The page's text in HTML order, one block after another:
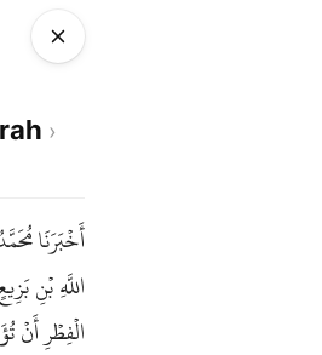
أَخْبَرَنَا
اللَّهِ بْنِ
الْفِطْرِ أَنْ